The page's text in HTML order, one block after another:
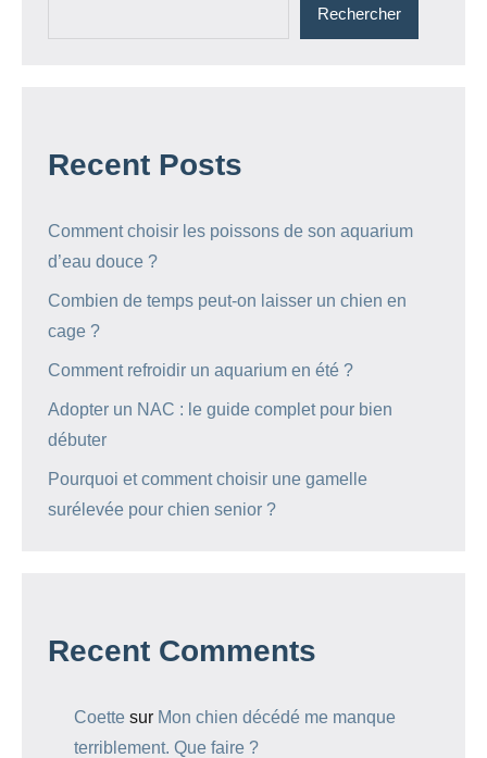
Rechercher
Recent Posts
Comment choisir les poissons de son aquarium
d’eau douce ?
Combien de temps peut-on laisser un chien en
cage ?
Comment refroidir un aquarium en été ?
Adopter un NAC : le guide complet pour bien
débuter
Pourquoi et comment choisir une gamelle
surélevée pour chien senior ?
Recent Comments
Coette sur Mon chien décédé me manque
terriblement. Que faire ?